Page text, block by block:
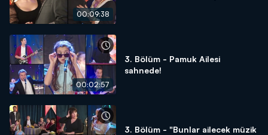
00:09:38
00:02:57
3. Bölüm - Pamuk Ailesi
sahnede!
3. Bölüm - "Bunlar ailecek müzik